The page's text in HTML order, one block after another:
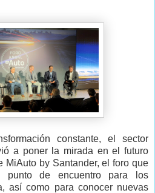
constante, el sector
a poner la mirada en el futuro
MiAuto by Santander, el foro que
punto de encuentro para los
así como para conocer nuevas